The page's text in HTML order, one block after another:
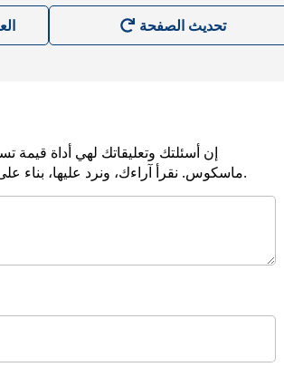
إن أسئلتك وتعليقاتك لهي أداة
ماسكوس. نقرأ آراءك، ونرد عليها، بناء على طلبكم في أسرع وقت ممكن.